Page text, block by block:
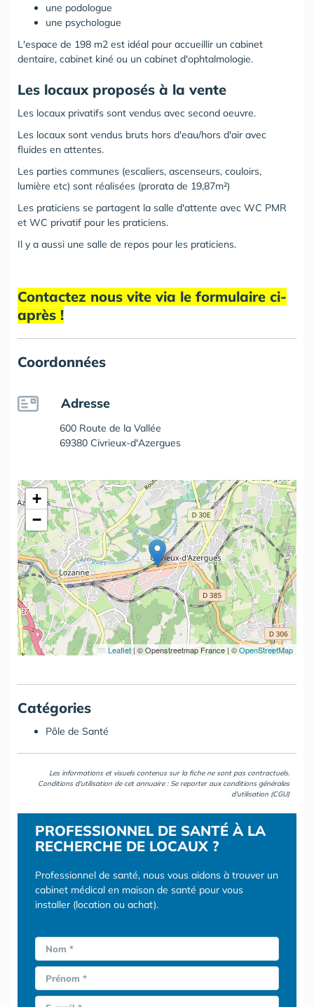
une podologue
une psychologue
L'espace de 198 m2 est idéal pour accueillir un cabinet
dentaire, cabinet kiné ou un cabinet d'ophtalmologie.
Les locaux proposés à la vente
Les locaux privatifs sont vendus avec second oeuvre.
Les locaux sont vendus bruts hors d'eau/hors d'air avec
fluides en attentes.
Les parties communes (escaliers, ascenseurs, couloirs,
lumière etc) sont réalisées (prorata de 19,87m²)
Les praticiens se partagent la salle d'attente avec WC PMR
et WC privatif pour les praticiens.
Il y a aussi une salle de repos pour les praticiens.
Contactez nous vite via le formulaire ci-
après !
Coordonnées
Adresse
600 Route de la Vallée
69380 Civrieux-d'Azergues
+
−
Leaflet|© Openstreetmap France | ©OpenStreetMap
Catégories
Pôle de Santé
Les informations et visuels contenus sur la fiche ne sont pas contractuels.
Conditions d'utilisation de cet annuaire : Se reporter aux conditions générales
d'utilisation (CGU)
PROFESSIONNEL DE SANTÉ À LA
RECHERCHE DE LOCAUX ?
Professionnel de santé, nous vous aidons à trouver un
cabinet médical en maison de santé pour vous
installer (location ou achat).
Nom *
Prénom *